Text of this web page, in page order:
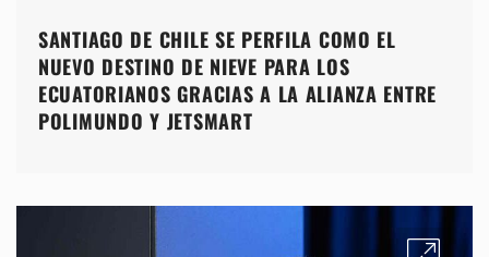
SANTIAGO DE CHILE SE PERFILA COMO EL
NUEVO DESTINO DE NIEVE PARA LOS
ECUATORIANOS GRACIAS A LA ALIANZA ENTRE
POLIMUNDO Y JETSMART